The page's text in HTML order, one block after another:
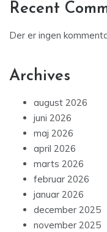
Recent
Der er ingen
Archives
august 2026
juni 2026
maj 2026
april 2026
marts 2026
februar 2026
januar 2026
december 2025
november 2025